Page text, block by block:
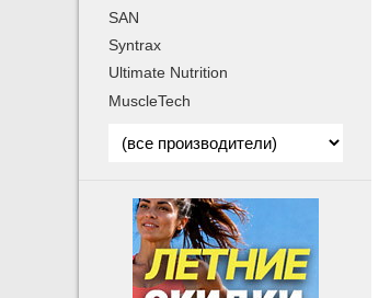
SAN
Syntrax
Ultimate Nutrition
MuscleTech